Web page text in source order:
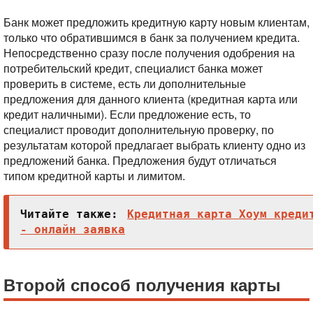
Банк может предложить кредитную карту новым клиентам,
только что обратившимся в банк за получением кредита.
Непосредственно сразу после получения одобрения на
потребительский кредит, специалист банка может
проверить в системе, есть ли дополнительные
предложения для данного клиента (кредитная карта или
кредит наличными). Если предложение есть, то
специалист проводит дополнительную проверку, по
результатам которой предлагает выбрать клиенту одно из
предложений банка. Предложения будут отличаться
типом кредитной карты и лимитом.
Читайте также:
Кредитная карта Хоум
- онлайн заявка
Второй способ получения карты